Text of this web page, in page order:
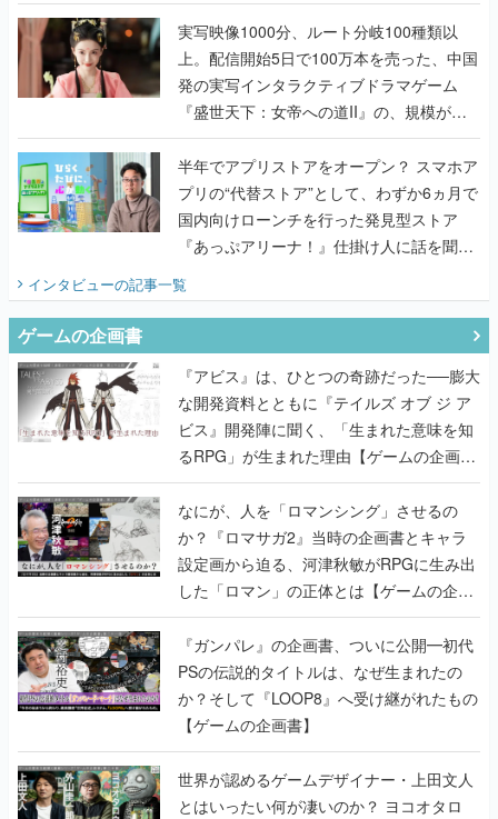
んだレジェンド2人に訊く開発秘話
実写映像1000分、ルート分岐100種類以
上。配信開始5日で100万本を売った、中国
発の実写インタラクティブドラマゲーム
『盛世天下：女帝への道II』の、規模が違
うこだわりをプロデューサーに聞いた
半年でアプリストアをオープン？ スマホア
プリの“代替ストア”として、わずか6ヵ月で
国内向けローンチを行った発見型ストア
『あっぷアリーナ！』仕掛け人に話を聞い
てみた
インタビューの記事一覧
ゲームの企画書
『アビス』は、ひとつの奇跡だった──膨大
な開発資料とともに『テイルズ オブ ジ ア
ビス』開発陣に聞く、「生まれた意味を知
るRPG」が生まれた理由【ゲームの企画
書】
なにが、人を「ロマンシング」させるの
か？『ロマサガ2』当時の企画書とキャラ
設定画から迫る、河津秋敏がRPGに生み出
した「ロマン」の正体とは【ゲームの企画
書】
『ガンパレ』の企画書、ついに公開━初代
PSの伝説的タイトルは、なぜ生まれたの
か？そして『LOOP8』へ受け継がれたもの
【ゲームの企画書】
世界が認めるゲームデザイナー・上田文人
とはいったい何が凄いのか？ ヨコオタロ